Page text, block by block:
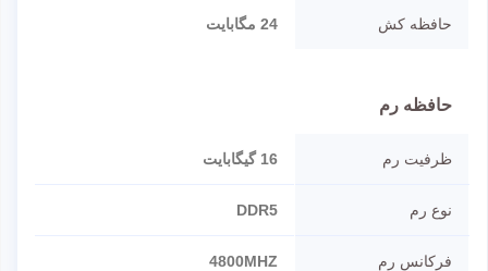
حافظه کش 24 مگابایت
حافظه رم
ظرفیت رم 16 گیگابایت
نوع رم DDR5
فرکانس رم 4800MHZ